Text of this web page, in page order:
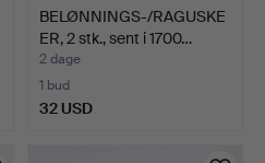
BELØNNINGS-/RAGUSKE
ER, 2 stk., sent i 1700…
2 dage
1 bud
32 USD